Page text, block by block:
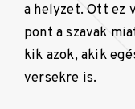
a helyzet. Ott ez
pont a szavak
kik azok, akik
versekre is.